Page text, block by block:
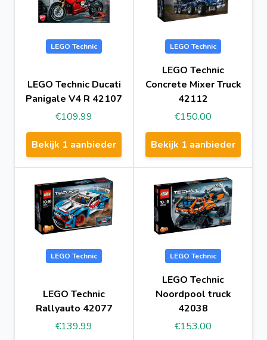
LEGO Technic
LEGO Technic Ducati
Panigale V4 R 42107
€109.99
Bekijk 1 aanbieder
LEGO Technic
LEGO Technic
Concrete Mixer Truck
42112
€150.00
Bekijk 1 aanbieder
LEGO Technic
LEGO Technic
Rallyauto 42077
€139.99
LEGO Technic
LEGO Technic
Noordpool truck
42038
€153.00